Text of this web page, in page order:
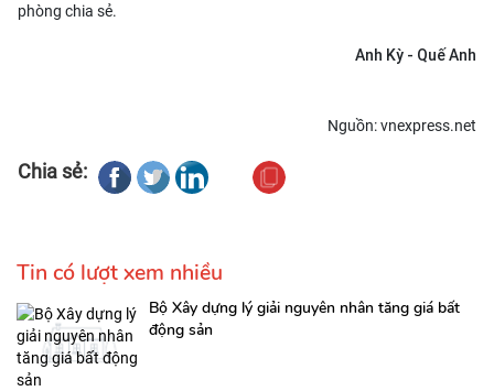
phòng chia sẻ.
Anh Kỳ - Quế Anh
Nguồn: vnexpress.net
Chia sẻ:
Tin có lượt xem nhiều
Bộ Xây dựng lý giải nguyên nhân tăng giá bất
động sản